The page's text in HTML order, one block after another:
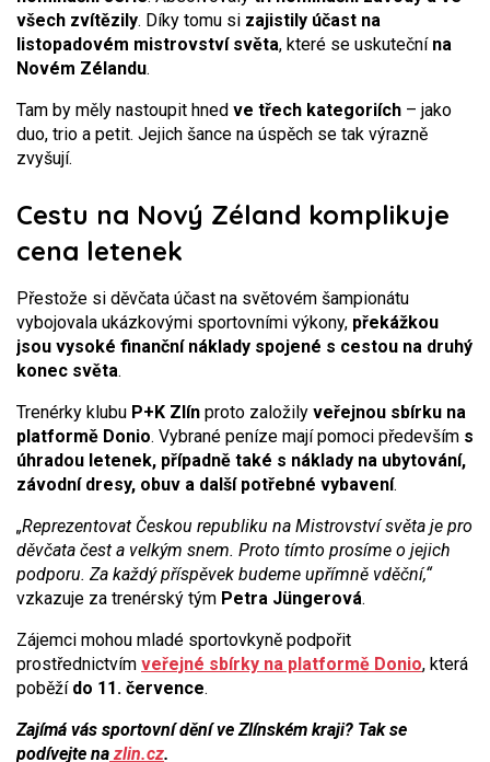
všech zvítězily. Díky tomu si zajistily účast na
listopadovém mistrovství světa, které se uskuteční na
Novém Zélandu.
Tam by měly nastoupit hned ve třech kategoriích – jako
duo, trio a petit. Jejich šance na úspěch se tak výrazně
zvyšují.
Cestu na Nový Zéland komplikuje
cena letenek
Přestože si děvčata účast na světovém šampionátu
vybojovala ukázkovými sportovními výkony, překážkou
jsou vysoké finanční náklady spojené s cestou na druhý
konec světa.
Trenérky klubu P+K Zlín proto založily veřejnou sbírku na
platformě Donio. Vybrané peníze mají pomoci především s
úhradou letenek, případně také s náklady na ubytování,
závodní dresy, obuv a další potřebné vybavení.
„Reprezentovat Českou republiku na Mistrovství světa je pro
děvčata čest a velkým snem. Proto tímto prosíme o jejich
podporu. Za každý příspěvek budeme upřímně vděční,“
vzkazuje za trenérský tým Petra Jüngerová.
Zájemci mohou mladé sportovkyně podpořit
prostřednictvím veřejné sbírky na platformě Donio, která
poběží do 11. července.
Zajímá vás sportovní dění ve Zlínském kraji? Tak se
podívejte nazlin.cz.